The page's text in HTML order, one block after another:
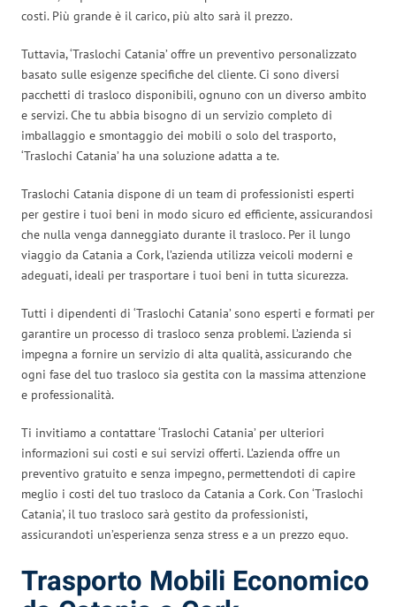
costi. Più grande è il carico, più alto sarà il prezzo.
Tuttavia, ‘Traslochi Catania’ offre un preventivo personalizzato
basato sulle esigenze specifiche del cliente. Ci sono diversi
pacchetti di trasloco disponibili, ognuno con un diverso ambito
e servizi. Che tu abbia bisogno di un servizio completo di
imballaggio e smontaggio dei mobili o solo del trasporto,
‘Traslochi Catania’ ha una soluzione adatta a te.
Traslochi Catania dispone di un team di professionisti esperti
per gestire i tuoi beni in modo sicuro ed efficiente, assicurandosi
che nulla venga danneggiato durante il trasloco. Per il lungo
viaggio da Catania a Cork, l’azienda utilizza veicoli moderni e
adeguati, ideali per trasportare i tuoi beni in tutta sicurezza.
Tutti i dipendenti di ‘Traslochi Catania’ sono esperti e formati per
garantire un processo di trasloco senza problemi. L’azienda si
impegna a fornire un servizio di alta qualità, assicurando che
ogni fase del tuo trasloco sia gestita con la massima attenzione
e professionalità.
Ti invitiamo a contattare ‘Traslochi Catania’ per ulteriori
informazioni sui costi e sui servizi offerti. L’azienda offre un
preventivo gratuito e senza impegno, permettendoti di capire
meglio i costi del tuo trasloco da Catania a Cork. Con ‘Traslochi
Catania’, il tuo trasloco sarà gestito da professionisti,
assicurandoti un’esperienza senza stress e a un prezzo equo.
Trasporto Mobili Economico